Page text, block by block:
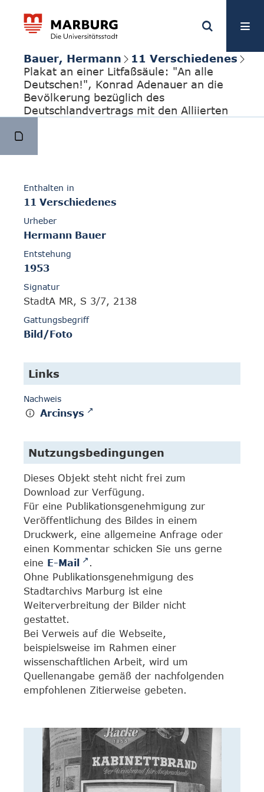
Bauer, Hermann
11 Verschiedenes
Plakat an einer Litfaßsäule: "An alle
Deutschen!", Konrad Adenauer an die
Bevölkerung bezüglich des
Deutschlandvertrags mit den Alliierten
Enthalten in
11 Verschiedenes
Urheber
Hermann Bauer
Entstehung
1953
Signatur
StadtA MR, S 3/7, 2138
Gattungsbegriff
Bild/Foto
Links
Nachweis
Arcinsys
Nutzungsbedingungen
Dieses Objekt steht nicht frei zum
Download zur Verfügung.
Für eine Publikationsgenehmigung zur
Veröffentlichung des Bildes in einem
Druckwerk, eine allgemeine Anfrage oder
einen Kommentar schicken Sie uns gerne
eine E-Mail
.
Ohne Publikationsgenehmigung des
Stadtarchivs Marburg ist eine
Weiterverbreitung der Bilder nicht
gestattet.
Bei Verweis auf die Webseite,
beispielsweise im Rahmen einer
wissenschaftlichen Arbeit, wird um
Quellenangabe gemäß der nachfolgenden
empfohlenen Zitierweise gebeten.